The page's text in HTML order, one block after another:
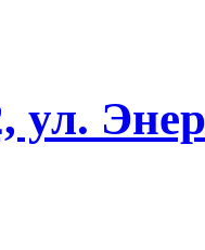
ул.